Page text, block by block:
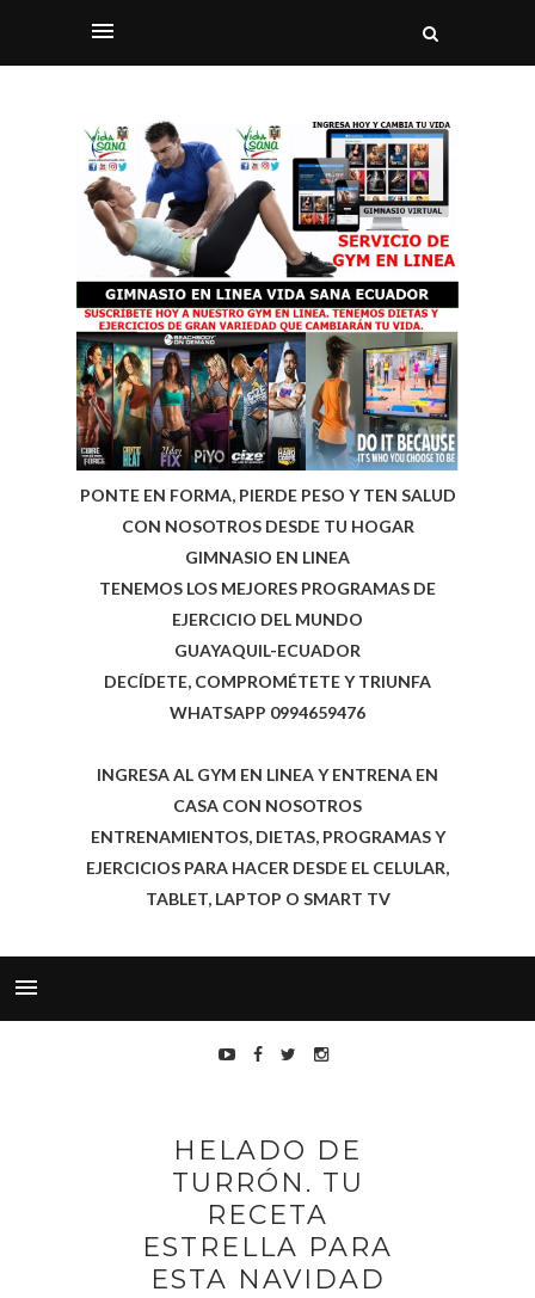
PONTE EN FORMA, PIERDE PESO Y TEN SALUD
CON NOSOTROS DESDE TU HOGAR
GIMNASIO EN LINEA
TENEMOS LOS MEJORES PROGRAMAS DE
EJERCICIO DEL MUNDO
GUAYAQUIL-ECUADOR
DECÍDETE, COMPROMÉTETE Y TRIUNFA
WHATSAPP 0994659476
INGRESA AL GYM EN LINEA Y ENTRENA EN
CASA CON NOSOTROS
ENTRENAMIENTOS, DIETAS, PROGRAMAS Y
EJERCICIOS PARA HACER DESDE EL CELULAR,
TABLET, LAPTOP O SMART TV
HELADO DE
TURRÓN. TU
RECETA
ESTRELLA PARA
ESTA NAVIDAD